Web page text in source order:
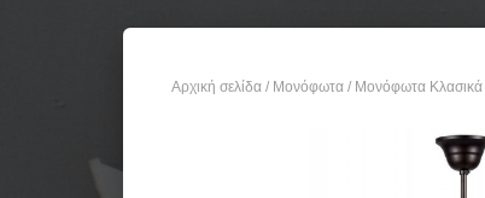
Αρχική σελίδα / Μονόφωτα / Μονόφωτα Κλασικά